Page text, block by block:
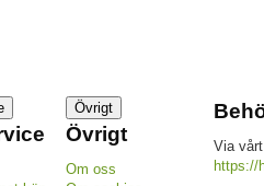
Övrigt
Övrigt
Om oss
Via
https://